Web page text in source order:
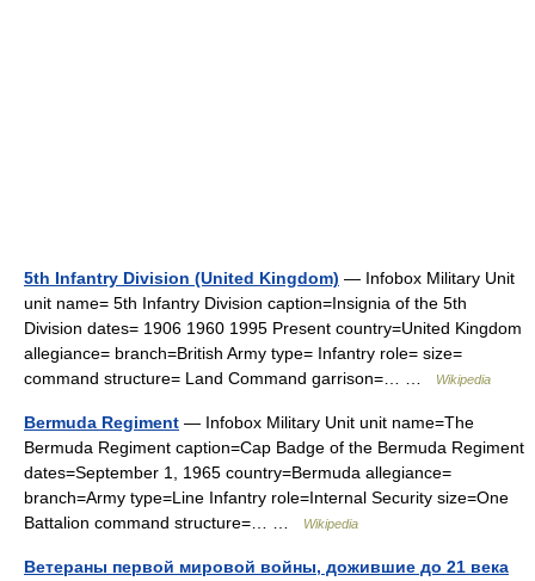
5th Infantry Division (United Kingdom) — Infobox Military Unit
unit name= 5th Infantry Division caption=Insignia of the 5th
Division dates= 1906 1960 1995 Present country=United Kingdom
allegiance= branch=British Army type= Infantry role= size=
command structure= Land Command garrison=… …
Wikipedia
Bermuda Regiment — Infobox Military Unit unit name=The
Bermuda Regiment caption=Cap Badge of the Bermuda Regiment
dates=September 1, 1965 country=Bermuda allegiance=
branch=Army type=Line Infantry role=Internal Security size=One
Battalion command structure=… …
Wikipedia
Ветераны первой мировой войны, дожившие до 21 века